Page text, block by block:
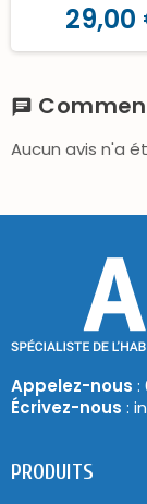
29,00
chat
Aucun avis n'a
Appelez-nous :
Écrivez-nous :
PRODUITS